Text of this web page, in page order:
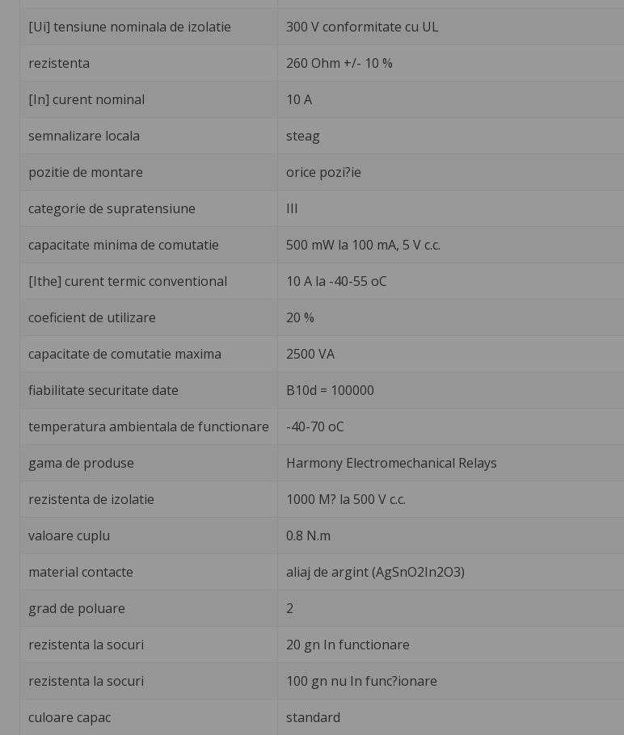
[Ui] tensiune nominala de izolatie 300 V conformitate cu UL
rezistenta 260 Ohm +/- 10 %
[In] curent nominal 10 A
semnalizare locala steag
pozitie de montare orice pozi?ie
categorie de supratensiune III
capacitate minima de comutatie 500 mW la 100 mA, 5 V c.c.
[Ithe] curent termic conventional 10 A la -40-55 oC
coeficient de utilizare 20 %
capacitate de comutatie maxima 2500 VA
fiabilitate securitate date B10d = 100000
temperatura ambientala de functionare -40-70 oC
gama de produse Harmony Electromechanical Relays
rezistenta de izolatie 1000 M? la 500 V c.c.
valoare cuplu 0.8 N.m
material contacte aliaj de argint (AgSnO2In2O3)
grad de poluare 2
rezistenta la socuri 20 gn In functionare
rezistenta la socuri 100 gn nu In func?ionare
culoare capac standard